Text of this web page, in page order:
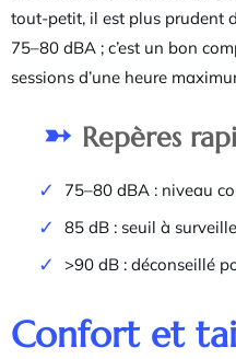
tout-petit, il est plus prudent
75–80 dBA ; c’est un bon
sessions d’une heure
Repères
75–80 dBA : niveau
85 dB : seuil à
>90 dB : déconseillé
Confort et